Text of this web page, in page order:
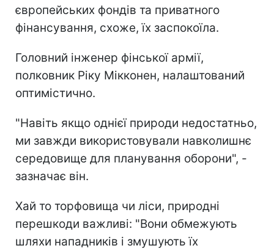
європейських фондів та приватного
фінансування, схоже, їх заспокоїла.
Головний інженер фінської армії,
полковник Ріку Мікконен, налаштований
оптимістично.
"Навіть якщо однієї природи недостатньо,
ми завжди використовували навколишнє
середовище для планування оборони", -
зазначає він.
Хай то торфовища чи ліси, природні
перешкоди важливі: "Вони обмежують
шляхи нападників і змушують їх